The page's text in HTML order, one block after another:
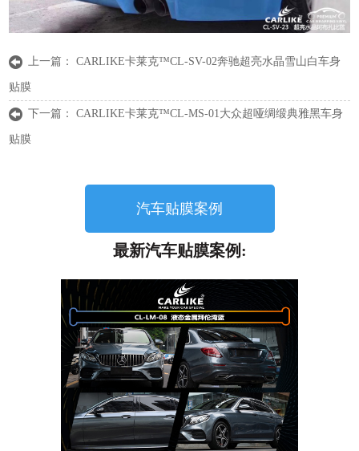
上一篇：CARLIKE卡莱克™CL-SV-02奔驰超亮水晶雪山白车身
贴膜
下一篇：CARLIKE卡莱克™CL-MS-01大众超哑绸缎典雅黑车身
贴膜
汽车贴膜案例
最新汽车贴膜案例: